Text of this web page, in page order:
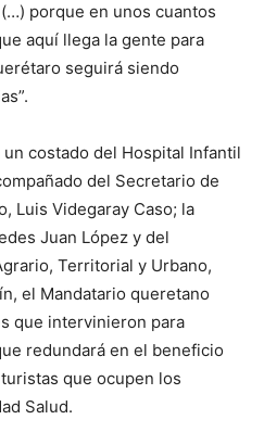
porque en unos cuantos
aquí llega la gente para
seguirá siendo
costado del Hospital Infantil
del Secretario de
Luis Videgaray Caso; la
Juan López y del
Territorial y Urbano,
el Mandatario queretano
que intervinieron para
redundará en el beneficio
que ocupen los
Salud.